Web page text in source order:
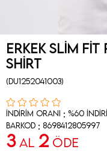
Erkek Slim
Shirt
(DU1252041003)
İndirim Oranı : %60
Barkod : 8698412805997
3AL 2 ÖDE